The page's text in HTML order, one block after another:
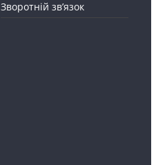
Зворотній зв’язок